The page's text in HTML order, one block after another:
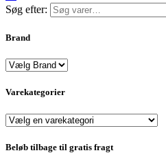
Søg efter:
Brand
Varekategorier
Beløb tilbage til gratis fragt